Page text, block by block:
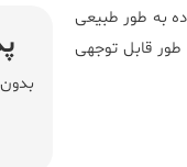
به طور طبیعی
طور قابل توجهی